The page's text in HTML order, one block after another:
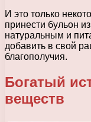
И это только
принести бульон
натуральным и
добавить в свой
благополучия.
Богатый
веществ